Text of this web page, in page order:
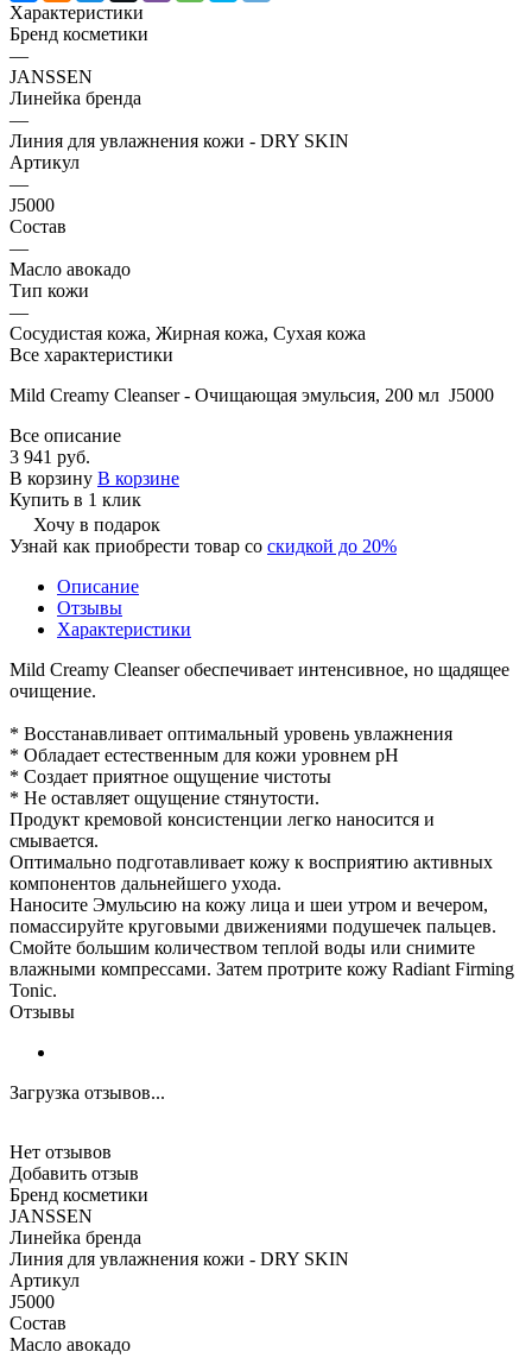
Характеристики
Бренд косметики
—
JANSSEN
Линейка бренда
—
Линия для увлажнения кожи - DRY SKIN
Артикул
—
J5000
Состав
—
Масло авокадо
Тип кожи
—
Сосудистая кожа, Жирная кожа, Сухая кожа
Все характеристики
Mild Creamy Cleanser - Очищающая эмульсия, 200 мл J5000
Все описание
3 941 руб.
В корзину В корзине
Купить в 1 клик
Хочу в подарок
Узнай как приобрести товар со скидкой до 20%
Описание
Отзывы
Характеристики
Mild Creamy Cleanser обеспечивает интенсивное, но щадящее
очищение.
* Восстанавливает оптимальный уровень увлажнения
* Обладает естественным для кожи уровнем рН
* Создает приятное ощущение чистоты
* Не оставляет ощущение стянутости.
Продукт кремовой консистенции легко наносится и
смывается.
Оптимально подготавливает кожу к восприятию активных
компонентов дальнейшего ухода.
Наносите Эмульсию на кожу лица и шеи утром и вечером,
помассируйте круговыми движениями подушечек пальцев.
Смойте большим количеством теплой воды или снимите
влажными компрессами. Затем протрите кожу Radiant Firming
Tonic.
Отзывы
Загрузка отзывов...
Нет отзывов
Добавить отзыв
Бренд косметики
JANSSEN
Линейка бренда
Линия для увлажнения кожи - DRY SKIN
Артикул
J5000
Состав
Масло авокадо